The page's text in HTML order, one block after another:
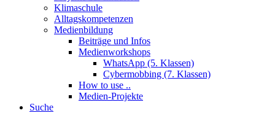
Klimaschule
Alltagskompetenzen
Medienbildung
Beiträge und Infos
Medienworkshops
WhatsApp (5. Klassen)
Cybermobbing (7. Klassen)
How to use ..
Medien-Projekte
Suche